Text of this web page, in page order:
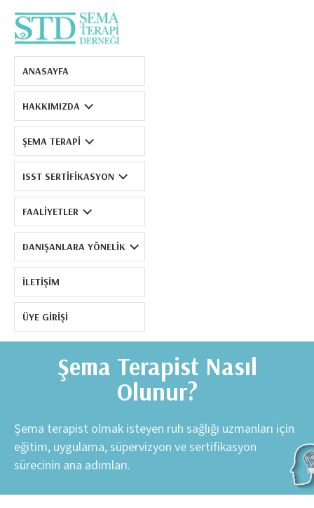
Şema Terapi Derneği
ANASAYFA
HAKKIMIZDA
ŞEMA TERAPI
ISST SERTIFIKASYON
FAALIYETLER
DANIŞANLARA YÖNELIK
İLETIŞIM
ÜYE GIRIŞI
Şema Terapist Nasıl
Olunur?
Şema terapist olmak isteyen ruh sağlığı uzmanları için
eğitim, uygulama, süpervizyon ve sertifikasyon
sürecinin ana adımları.